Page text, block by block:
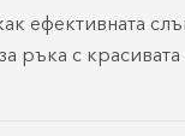
ефективната
ръка с